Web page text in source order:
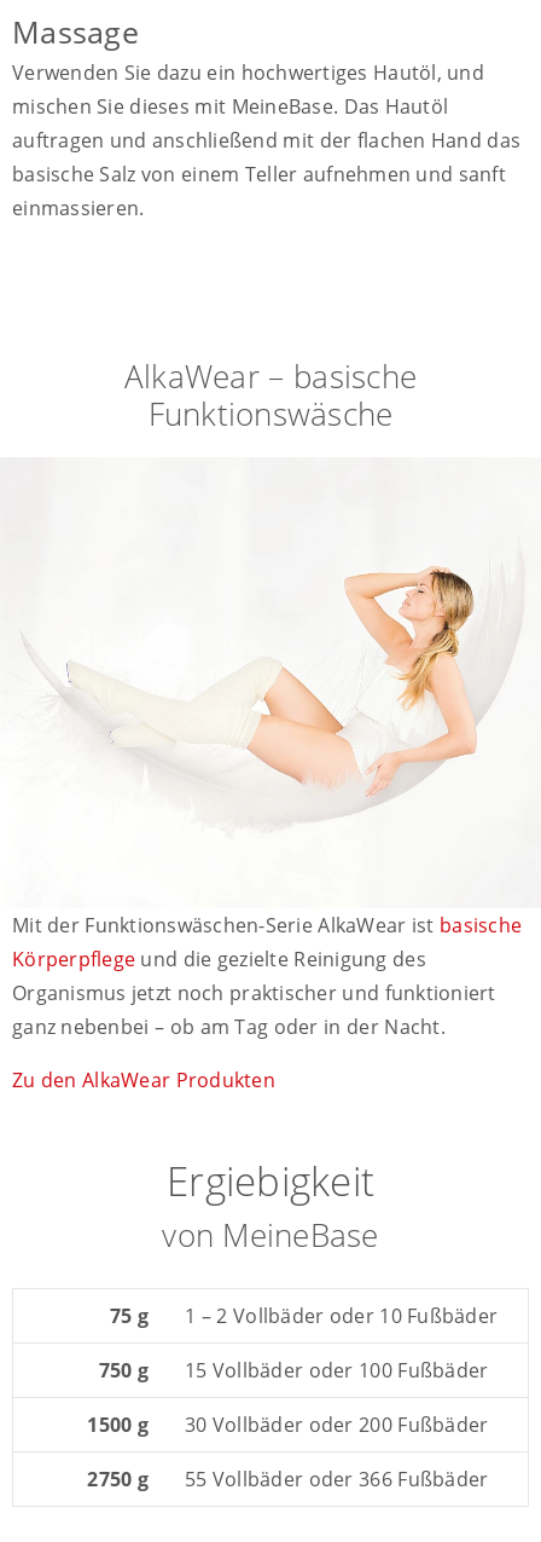
Massage
Verwenden Sie dazu ein hochwertiges Hautöl, und
mischen Sie dieses mit MeineBase. Das Hautöl
auftragen und anschließend mit der flachen Hand das
basische Salz von einem Teller aufnehmen und sanft
einmassieren.
AlkaWear – basische
Funktionswäsche
Mit der Funktionswäschen-Serie AlkaWear ist basische
Körperpflege und die gezielte Reinigung des
Organismus jetzt noch praktischer und funktioniert
ganz nebenbei – ob am Tag oder in der Nacht.
Zu den AlkaWear Produkten
Ergiebigkeit
von MeineBase
75 g 1 – 2 Vollbäder oder 10 Fußbäder
750 g 15 Vollbäder oder 100 Fußbäder
1500 g 30 Vollbäder oder 200 Fußbäder
2750 g 55 Vollbäder oder 366 Fußbäder